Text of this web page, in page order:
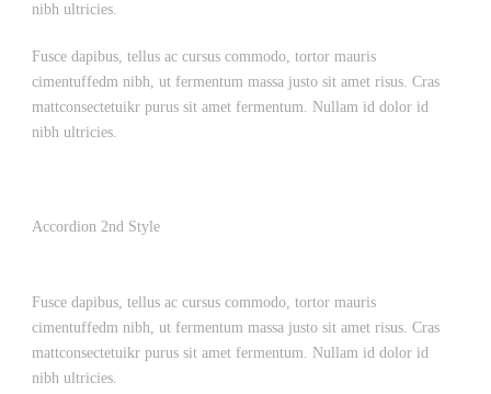
nibh ultricies.
Fusce dapibus, tellus ac cursus commodo, tortor mauris
cimentuffedm nibh, ut fermentum massa justo sit amet risus. Cras
mattconsectetuikr purus sit amet fermentum. Nullam id dolor id
nibh ultricies.
Accordion 2nd Style
Fusce dapibus, tellus ac cursus commodo, tortor mauris
cimentuffedm nibh, ut fermentum massa justo sit amet risus. Cras
mattconsectetuikr purus sit amet fermentum. Nullam id dolor id
nibh ultricies.